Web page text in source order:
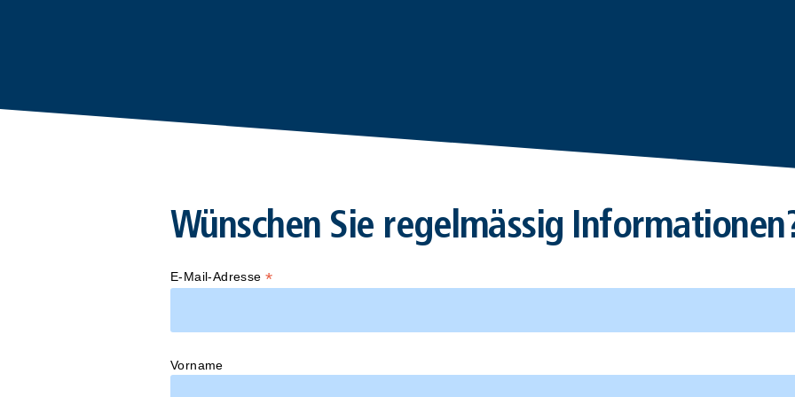
Wünschen Sie regelmässig
E-Mail-Adresse*
Vorname